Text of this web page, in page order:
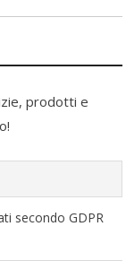
prodotti e
secondo GDPR